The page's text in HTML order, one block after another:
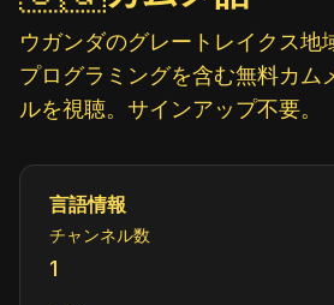
ウガンダのグレートレイクス地
プログラミングを含む無料カム
ルを視聴。サインアップ不要。
言語情報
チャンネル数
1